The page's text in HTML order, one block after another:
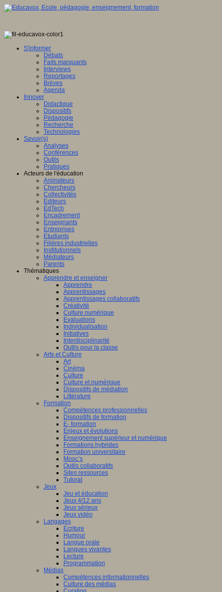
S'informer
Débats
Faits marquants
Interviews
Reportages
Brèves
Agenda
Innover
Didactique
Dispositifs
Pédagogie
Recherche
Technologies
Savoir(s)
Analyses
Conférences
Outils
Pratiques
Acteurs de l'éducation
Animateurs
Chercheurs
Collectivités
Editeurs
EdTech
Encadrement
Enseignants
Entreprises
Etudiants
Filières industrielles
Institutionnels
Médiateurs
Parents
Thématiques
Apprendre et enseigner
Apprendre
Apprentissages
Apprentissages collaboratifs
Créativité
Culture numérique
Evaluations
Individualisation
Initiatives
Interdisciplinarité
Outils pour la classe
Arts et Culture
Art
Cinéma
Culture
Culture et numérique
Dispositifs de médiation
Littérature
Formation
Compétences professionnelles
Dispositifs de formation
E- formation
Enjeux et évolutions
Enseignement supérieur et numérique
Formations hybrides
Formation universitaire
Mooc’s
Outils collaboratifs
Sites ressources
Tutorat
Jeux
Jeu et éducation
Jeux 4/12 ans
Jeux sérieux
Jeux vidéo
Langages
Ecriture
Humour
Langue orale
Langues vivantes
Lecture
Programmation
Médias
Compétences informationnelles
Culture des médias